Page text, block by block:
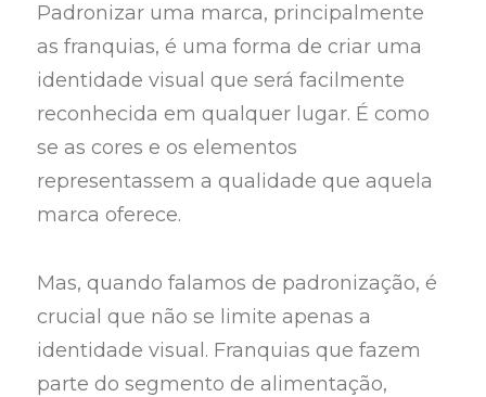
Padronizar uma marca, principalmente
as franquias, é uma forma de criar uma
identidade visual que será facilmente
reconhecida em qualquer lugar. É como
se as cores e os elementos
representassem a qualidade que aquela
marca oferece.
Mas, quando falamos de padronização, é
crucial que não se limite apenas a
identidade visual. Franquias que fazem
parte do segmento de alimentação,